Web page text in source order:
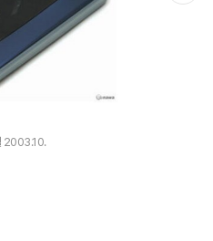
2003.10.